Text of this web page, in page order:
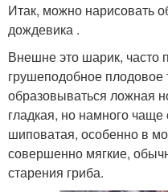
Итак, можно нарисовать
дождевика .
Внешне это шарик, часто
грушеподобное
образовываться ложная
гладкая, но намного чаще
шиповатая, особенно в
совершенно мягкие,
старения гриба.